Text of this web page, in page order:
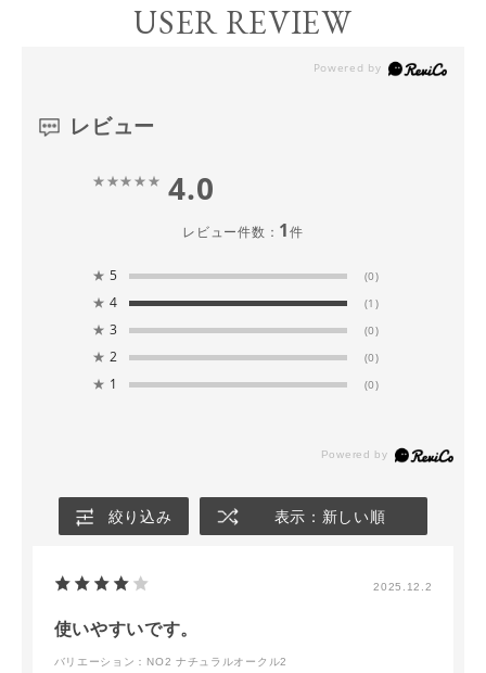
USER REVIEW
レビュー
4.0
レビュー件数： 1件
★ 5 (0)
★ 4 (1)
★ 3 (0)
★ 2 (0)
★ 1 (0)
絞り込み 表示：新しい順
2025.12.2
使いやすいです。
バリエーション：NO2 ナチュラルオークル2